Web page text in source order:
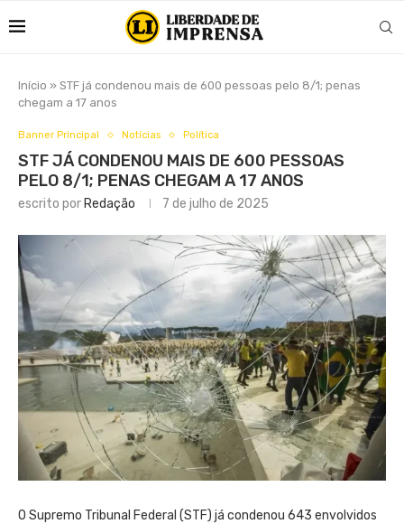
Início » STF já condenou mais de 600 pessoas pelo 8/1; penas
chegam a 17 anos
Banner Principal Notícias Política
STF JÁ CONDENOU MAIS DE 600 PESSOAS
PELO 8/1; PENAS CHEGAM A 17 ANOS
escrito por Redação 7 de julho de 2025
O Supremo Tribunal Federal (STF) já condenou 643 envolvidos